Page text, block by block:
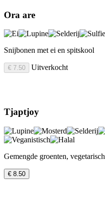
Ora are
Snijbonen met ei en spitskool
€ 7.50 Uitverkocht
Tjaptjoy
Gemengde groenten, vegetarisch
€ 8.50